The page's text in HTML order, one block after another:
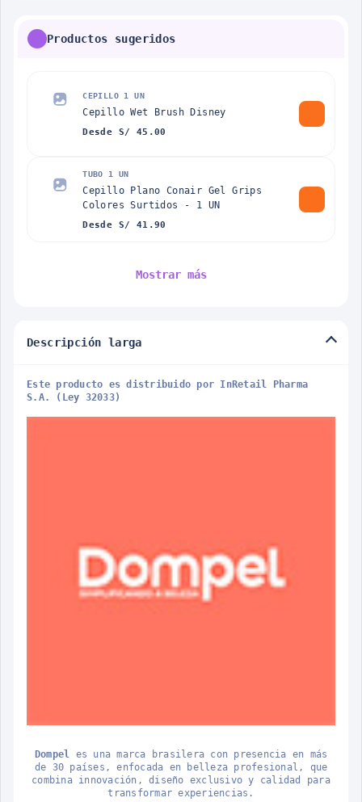
Productos sugeridos
CEPILLO 1 UN
Cepillo Wet Brush Disney
Desde S/ 45.00
TUBO 1 UN
Cepillo Plano Conair Gel Grips
Colores Surtidos - 1 UN
Desde S/ 41.90
Mostrar más
Descripción larga
Este producto es distribuido por InRetail Pharma
S.A. (Ley 32033)
Dompel es una marca brasilera con presencia en más
de 30 países, enfocada en belleza profesional, que
combina innovación, diseño exclusivo y calidad para
transformar experiencias.